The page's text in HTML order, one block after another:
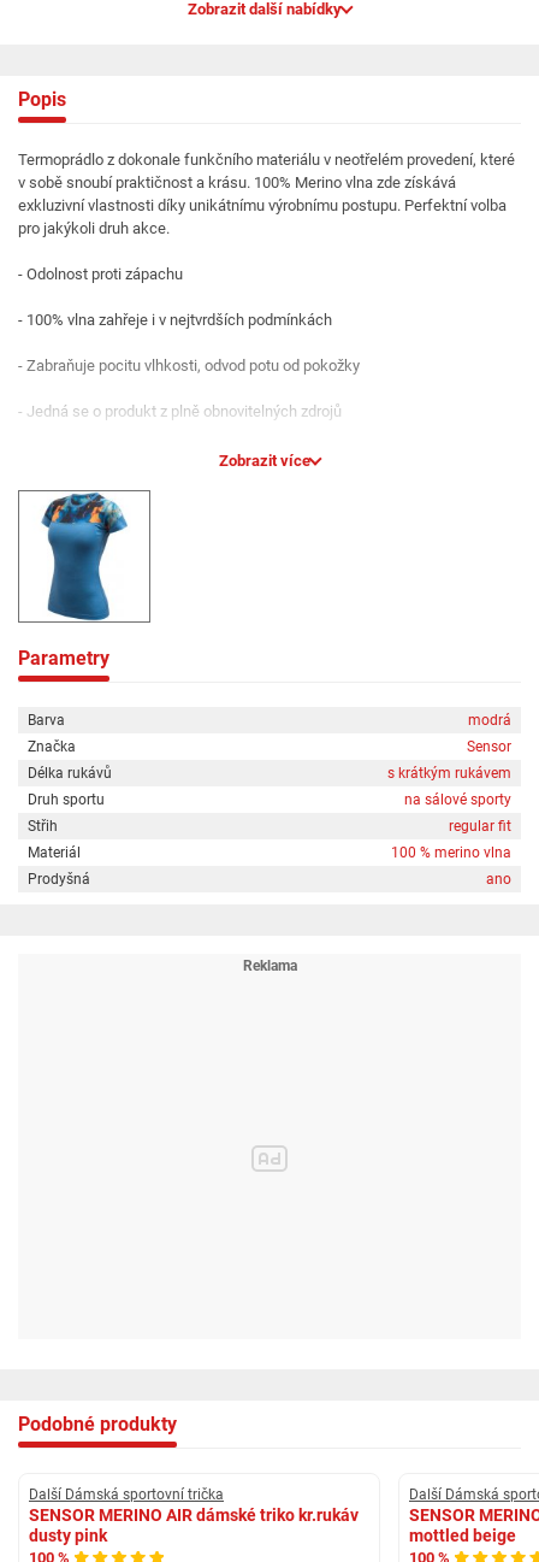
Zobrazit další nabídky
Popis
Termoprádlo z dokonale funkčního materiálu v neotřelém provedení, které
v sobě snoubí praktičnost a krásu. 100% Merino vlna zde získává
exkluzivní vlastnosti díky unikátnímu výrobnímu postupu. Perfektní volba
pro jakýkoli druh akce.
- Odolnost proti zápachu
- 100% vlna zahřeje i v nejtvrdších podmínkách
- Zabraňuje pocitu vlhkosti, odvod potu od pokožky
- Jedná se o produkt z plně obnovitelných zdrojů
- Pro celoroční použití při všech druzích sportů
- Ploché švy pro maximální pohodlí
Prodyšnost
Prodyšné
Hřejivost
Rychlost schnutí
Gramáž - kategorie
Medium
Vlastnosti materiálu
ANTI-ODOUR, BREATHES, MERINO, SOFT, UPF 25+
Gramáž materiálu
Zobrazit více
Parametry
Barva
modrá
Značka
Sensor
Délka rukávů
s krátkým rukávem
Druh sportu
na sálové sporty
Střih
regular fit
Materiál
100 % merino vlna
Prodyšná
ano
Podobné produkty
Další Dámská sportovní trička
SENSOR MERINO AIR dámské triko kr.rukáv
dusty pink
100 %
Další Dámská
SENSOR
mottled beige
100 %